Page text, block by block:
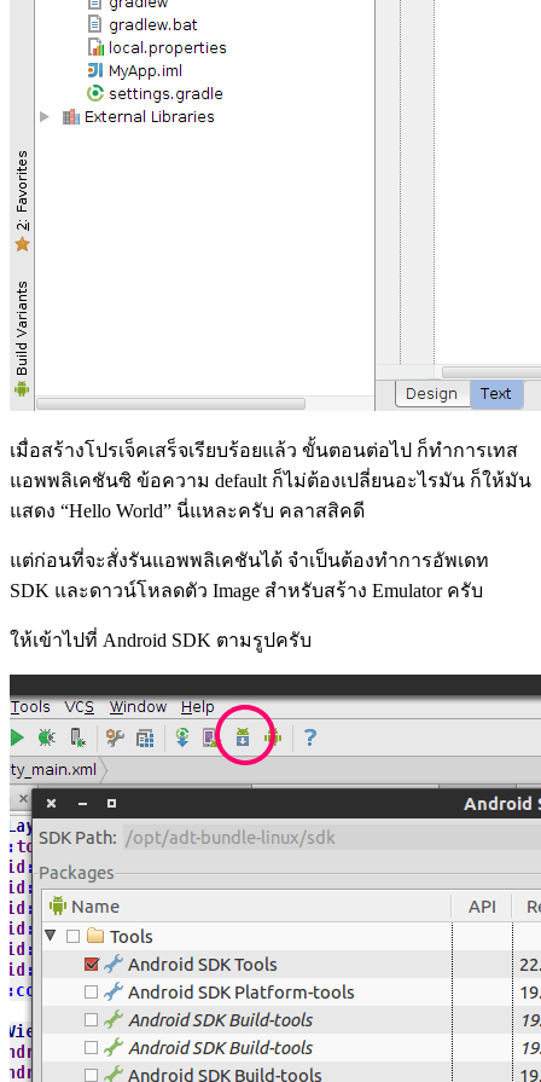
เมื่อสร้างโปรเจ็คเสร็จเรียบร้อยแล้ว ขั้นตอนต่อไป ก็ทำการเทส
แอพพลิเคชันซิ ข้อความ default ก็ไม่ต้องเปลี่ยนอะไรมัน ก็ให้มัน
แสดง “Hello World” นี่แหละครับ คลาสสิคดี
แต่ก่อนที่จะสั่งรันแอพพลิเคชันได้ จำเป็นต้องทำการอัพเดท
SDK และดาวน์โหลดตัว Image สำหรับสร้าง Emulator ครับ
ให้เข้าไปที่ Android SDK ตามรูปครับ